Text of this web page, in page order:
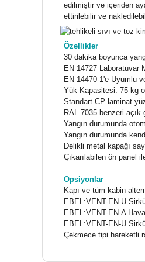
edilmiştir ve içeriden
ettirilebilir ve
Özellikler
30 dakika boyunca
EN 14727 Laboratuvar
EN 14470-1'e Uyumlu
Yük Kapasitesi: 75 kg
Standart CP laminat
RAL 7035 benzeri açık
Yangın durumunda
Yangın durumunda
Delikli metal kapağı
Çıkarılabilen ön panel
Opsiyonlar
Kapı ve tüm kabin
EBEL:VENT-EN-U
EBEL:VENT-EN-A
EBEL:VENT-EN-U
Çekmece tipi hareketli